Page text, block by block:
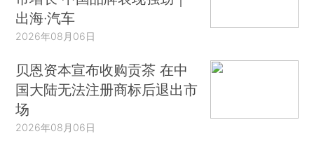
出海·汽车
2026年08月06日
贝恩资本宣布收购贡茶 在中
国大陆无法注册商标后退出市
场
2026年08月06日